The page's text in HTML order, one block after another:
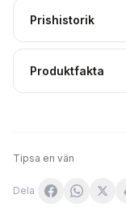
Prishistorik
Produktfakta
Tipsa en vän
Dela